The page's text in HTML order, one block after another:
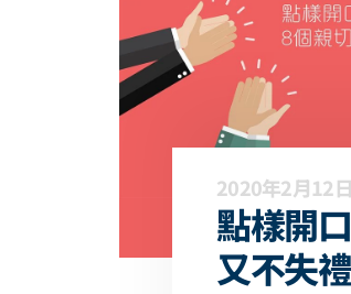
2020年2月12日
點樣開
又不失